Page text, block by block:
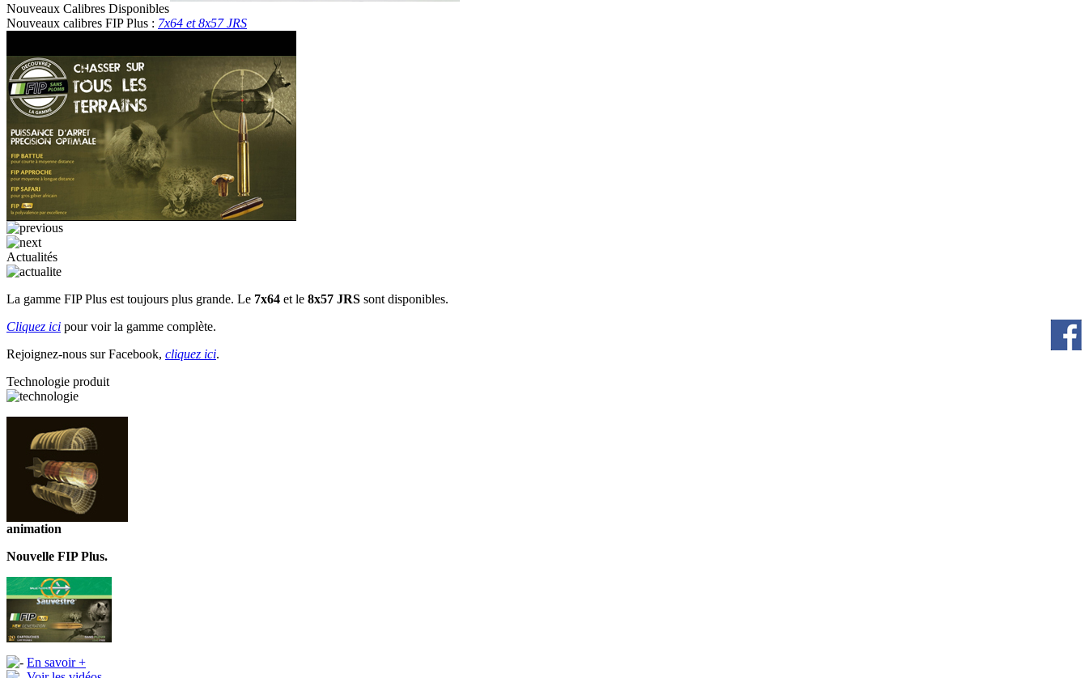
Nouveaux Calibres Disponibles
Nouveaux calibres FIP Plus : 7x64 et 8x57 JRS
Actualités
La gamme FIP Plus est toujours plus grande. Le 7x64 et le 8x57 JRS sont disponibles.
Cliquez ici pour voir la gamme complète.
Rejoignez-nous sur Facebook, cliquez ici.
Technologie produit
animation
Nouvelle FIP Plus.
En savoir +